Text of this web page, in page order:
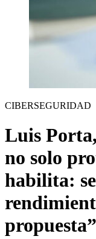
CIBERSEGURIDAD
Luis
no solo
habilita:
propuesta”